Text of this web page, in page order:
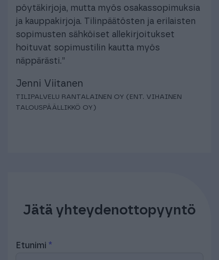
pöytäkirjoja, mutta myös osakassopimuksia
ja kauppakirjoja. Tilinpäätösten ja erilaisten
sopimusten sähköiset allekirjoitukset
hoituvat sopimustilin kautta myös
näppärästi.”
Jenni Viitanen
TILIPALVELU RANTALAINEN OY (ENT. VIHAINEN
TALOUSPÄÄLLIKKÖ OY)
Jätä yhteydenottopyyntö
Etunimi